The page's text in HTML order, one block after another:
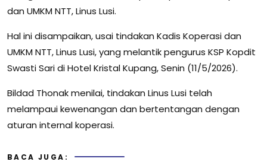
dan UMKM NTT, Linus Lusi.
Hal ini disampaikan, usai tindakan Kadis Koperasi dan
UMKM NTT, Linus Lusi, yang melantik pengurus KSP Kopdit
Swasti Sari di Hotel Kristal Kupang, Senin (11/5/2026).
Bildad Thonak menilai, tindakan Linus Lusi telah
melampaui kewenangan dan bertentangan dengan
aturan internal koperasi.
BACA JUGA: